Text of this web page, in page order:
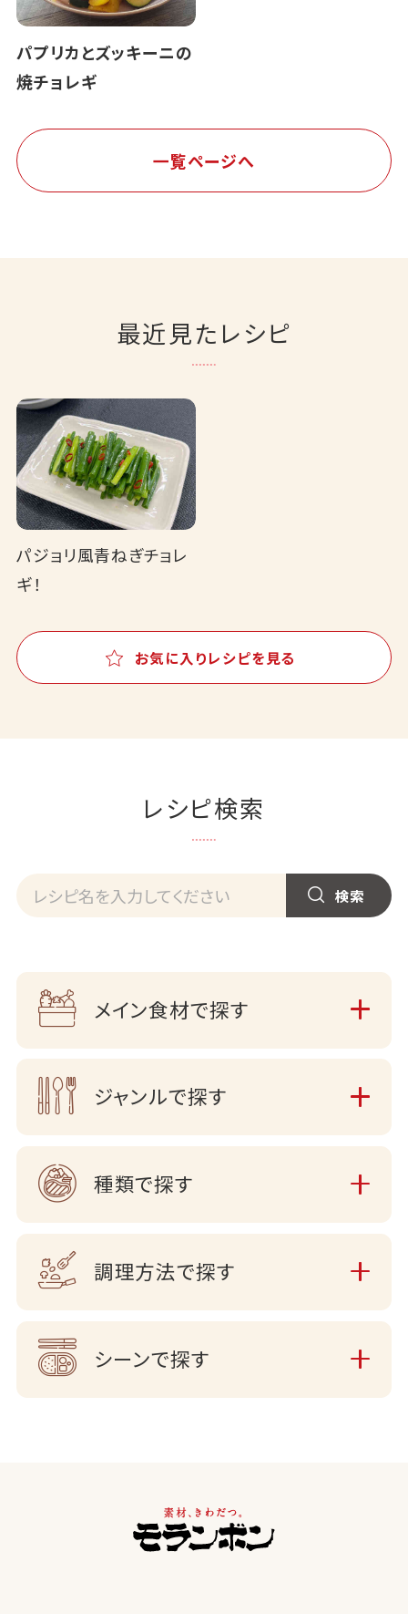
パプリカとズッキーニの
焼チョレギ
一覧ページへ
最近見たレシピ
パジョリ風青ねぎチョレ
ギ！
お気に入りレシピを見る
レシピ検索
メイン食材で探す
ジャンルで探す
種類で探す
調理方法で探す
シーンで探す